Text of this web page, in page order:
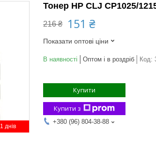
днів
Тонер HP CLJ CP1025/
216 ₴ 151 ₴
Показати оптові ціни
В наявності Оптом і в роздріб Код:
Купити
Купити з
+380 (96) 804-38-88